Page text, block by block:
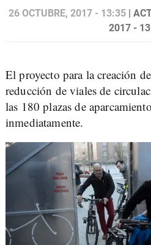
26 OCTUBRE, 2017 - 13:35 |
2017 -
El proyecto para la creación
reducción de viales de
las 180 plazas de
inmediatamente.